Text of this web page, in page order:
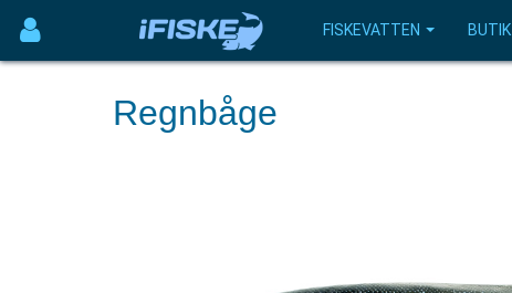
FISKEVATTEN BUTIK
Regnbåge